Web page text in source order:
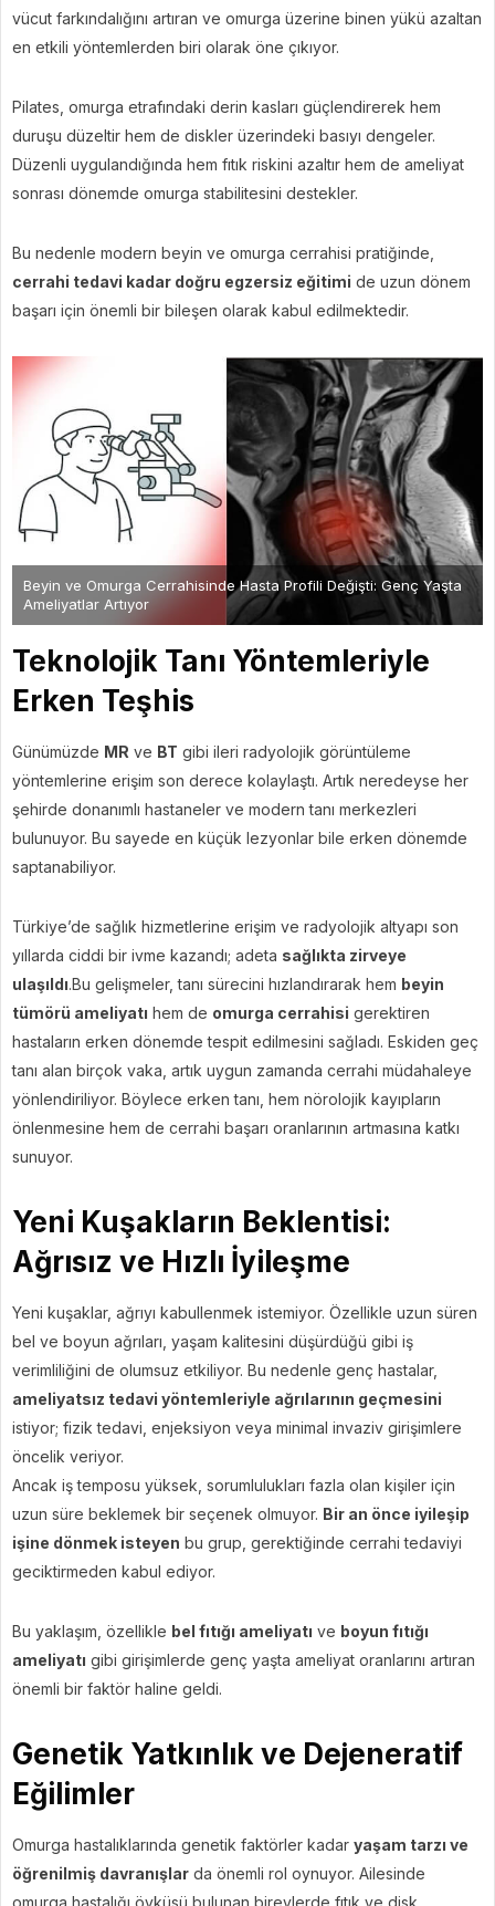
vücut farkındalığını artıran ve omurga üzerine binen yükü azaltan
en etkili yöntemlerden biri olarak öne çıkıyor.
Pilates, omurga etrafındaki derin kasları güçlendirerek hem
duruşu düzeltir hem de diskler üzerindeki basıyı dengeler.
Düzenli uygulandığında hem fıtık riskini azaltır hem de ameliyat
sonrası dönemde omurga stabilitesini destekler.
Bu nedenle modern beyin ve omurga cerrahisi pratiğinde,
cerrahi tedavi kadar doğru egzersiz eğitimi de uzun dönem
başarı için önemli bir bileşen olarak kabul edilmektedir.
Beyin ve Omurga Cerrahisinde Hasta Profili Değişti: Genç Yaşta
Ameliyatlar Artıyor
Teknolojik Tanı Yöntemleriyle
Erken Teşhis
Günümüzde MR ve BT gibi ileri radyolojik görüntüleme
yöntemlerine erişim son derece kolaylaştı. Artık neredeyse her
şehirde donanımlı hastaneler ve modern tanı merkezleri
bulunuyor. Bu sayede en küçük lezyonlar bile erken dönemde
saptanabiliyor.
Türkiye’de sağlık hizmetlerine erişim ve radyolojik altyapı son
yıllarda ciddi bir ivme kazandı; adeta sağlıkta zirveye
ulaşıldı.Bu gelişmeler, tanı sürecini hızlandırarak hem beyin
tümörü ameliyatı hem de omurga cerrahisi gerektiren
hastaların erken dönemde tespit edilmesini sağladı. Eskiden geç
tanı alan birçok vaka, artık uygun zamanda cerrahi müdahaleye
yönlendiriliyor. Böylece erken tanı, hem nörolojik kayıpların
önlenmesine hem de cerrahi başarı oranlarının artmasına katkı
sunuyor.
Yeni Kuşakların Beklentisi:
Ağrısız ve Hızlı İyileşme
Yeni kuşaklar, ağrıyı kabullenmek istemiyor. Özellikle uzun süren
bel ve boyun ağrıları, yaşam kalitesini düşürdüğü gibi iş
verimliliğini de olumsuz etkiliyor. Bu nedenle genç hastalar,
ameliyatsız tedavi yöntemleriyle ağrılarının geçmesini
istiyor; fizik tedavi, enjeksiyon veya minimal invaziv girişimlere
öncelik veriyor.
Ancak iş temposu yüksek, sorumlulukları fazla olan kişiler için
uzun süre beklemek bir seçenek olmuyor. Bir an önce iyileşip
işine dönmek isteyen bu grup, gerektiğinde cerrahi tedaviyi
geciktirmeden kabul ediyor.
Bu yaklaşım, özellikle bel fıtığı ameliyatı ve boyun fıtığı
ameliyatı gibi girişimlerde genç yaşta ameliyat oranlarını artıran
önemli bir faktör haline geldi.
Genetik Yatkınlık ve Dejeneratif
Eğilimler
Omurga hastalıklarında genetik faktörler kadar yaşam tarzı ve
öğrenilmiş davranışlar da önemli rol oynuyor. Ailesinde